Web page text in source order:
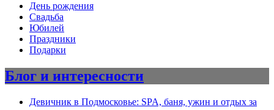
День рождения
Свадьба
Юбилей
Праздники
Подарки
Блог и интересности
Девичник в Подмосковье: SPA, баня, ужин и отдых за